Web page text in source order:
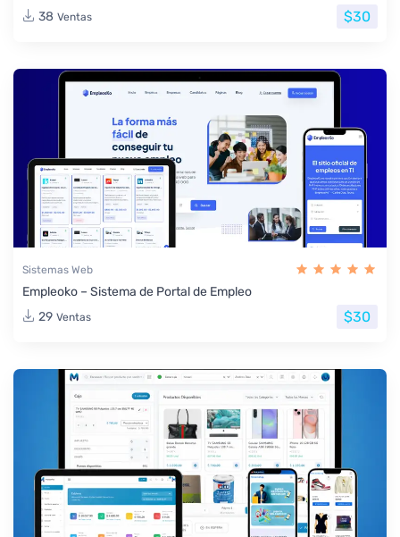
38 Ventas $30
Sistemas Web
Empleoko – Sistema de Portal de Empleo
29 Ventas $30